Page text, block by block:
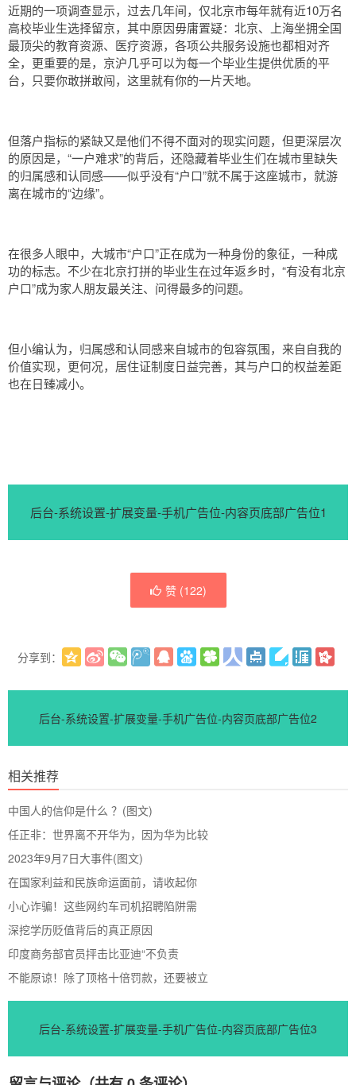
近期的一项调查显示，过去几年间，仅北京市每年就有近10万名
高校毕业生选择留京，其中原因毋庸置疑：北京、上海坐拥全国
最顶尖的教育资源、医疗资源，各项公共服务设施也都相对齐
全，更重要的是，京沪几乎可以为每一个毕业生提供优质的平
台，只要你敢拼敢闯，这里就有你的一片天地。
但落户指标的紧缺又是他们不得不面对的现实问题，但更深层次
的原因是，“一户难求”的背后，还隐藏着毕业生们在城市里缺失
的归属感和认同感——似乎没有“户口”就不属于这座城市，就游
离在城市的“边缘”。
在很多人眼中，大城市“户口”正在成为一种身份的象征，一种成
功的标志。不少在北京打拼的毕业生在过年返乡时，“有没有北京
户口”成为家人朋友最关注、问得最多的问题。
但小编认为，归属感和认同感来自城市的包容氛围，来自自我的
价值实现，更何况，居住证制度日益完善，其与户口的权益差距
也在日臻减小。
后台-系统设置-扩展变量-手机广告位-内容页底部广告位1
赞 (122)
分享到：
后台-系统设置-扩展变量-手机广告位-内容页底部广告位2
相关推荐
中国人的信仰是什么 ？(图文)
任正非：世界离不开华为，因为华为比较
2023年9月7日大事件(图文)
在国家利益和民族命运面前，请收起你
小心诈骗！这些网约车司机招聘陷阱需
深挖学历贬值背后的真正原因
印度商务部官员抨击比亚迪“不负责
不能原谅！除了顶格十倍罚款，还要被立
后台-系统设置-扩展变量-手机广告位-内容页底部广告位3